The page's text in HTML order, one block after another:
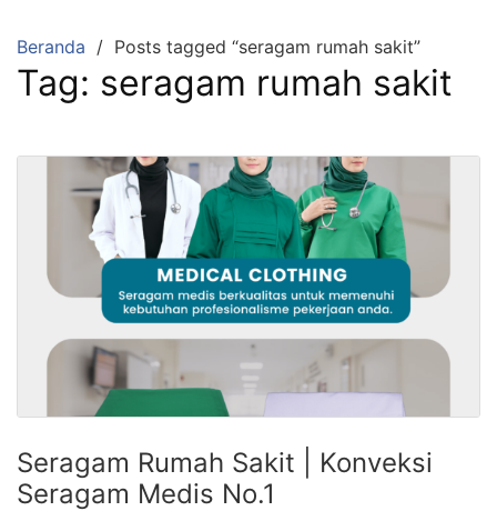
ke
konten
Beranda Posts tagged “seragam rumah sakit”
Tag: seragam rumah sakit
Seragam Rumah Sakit | Konveksi
Seragam Medis No.1